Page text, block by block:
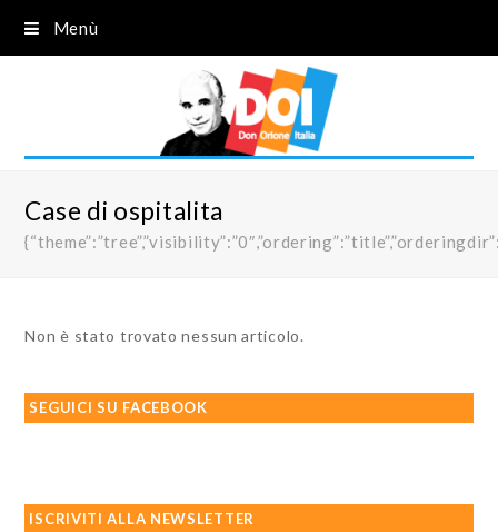
Menù
Case di ospitalita
Non è stato trovato nessun articolo.
SEGUICI SU FACEBOOK
ISCRIVITI ALLA NEWSLETTER